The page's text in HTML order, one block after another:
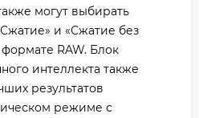
могут выбирать
и «Сжатие без
RAW. Блок
интеллекта также
результатов
режиме с